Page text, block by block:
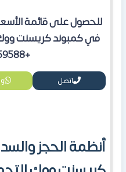
للحصول على قائمة
في كمبوند كريسنت ووك
+201551559588.
اتصل
أنظمة الحجز